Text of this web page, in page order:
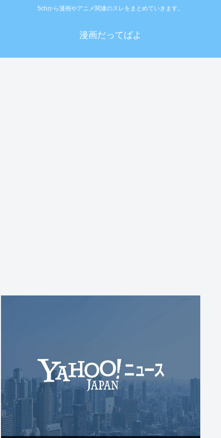
5chから漫画やアニメ関連のスレをまとめていきます。
漫画だってばよ